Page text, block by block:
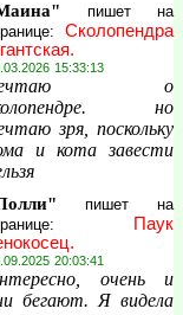
пишет на
Сколопендра
15:33:13
о
но
зря, поскольку
и кота завести
пишет на
Паук
20:03:41
очень и
бегают. Я видела